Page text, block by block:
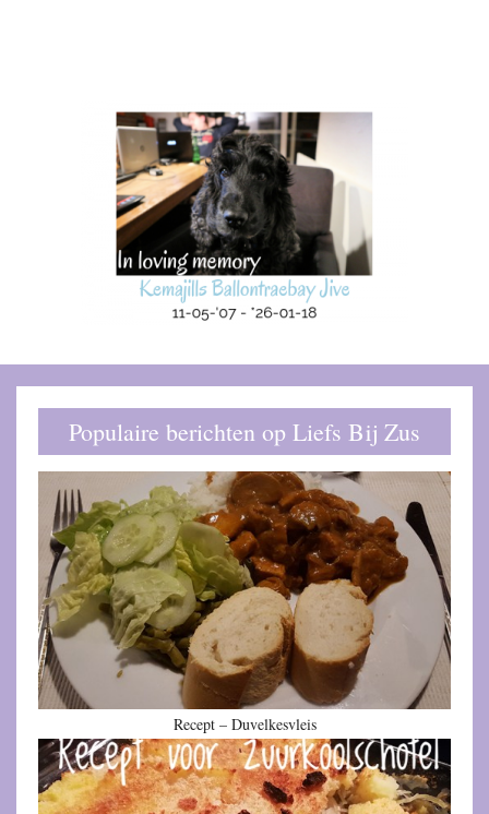
Populaire berichten op Liefs Bij Zus
Recept – Duvelkesvleis